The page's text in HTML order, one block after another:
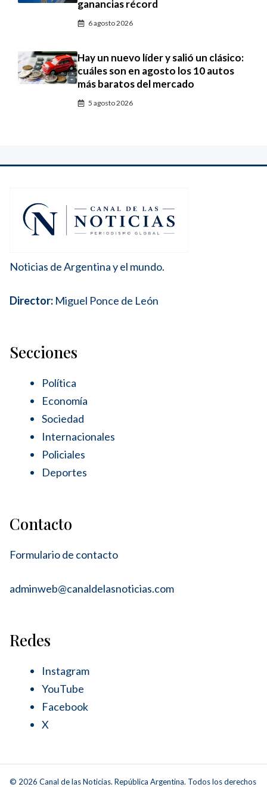
ganancias récord
6 agosto 2026
Hay un nuevo líder y salió un clásico:
cuáles son en agosto los 10 autos
más baratos del mercado
5 agosto 2026
Noticias de Argentina y el mundo.
Director: Miguel Ponce de León
Secciones
Política
Economía
Sociedad
Internacionales
Policiales
Deportes
Contacto
Formulario de contacto
adminweb@canaldelasnoticias.com
Redes
Instagram
YouTube
Facebook
X
© 2026 Canal de las Noticias. República Argentina. Todos los derechos